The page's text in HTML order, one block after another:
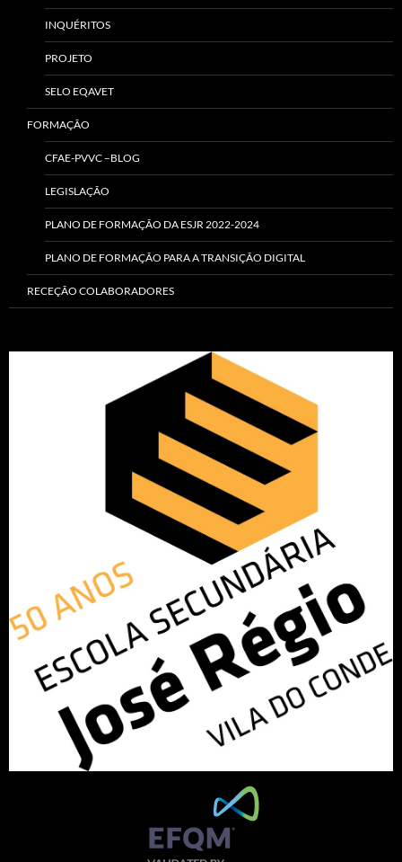
INQUÉRITOS
PROJETO
SELO EQAVET
FORMAÇÃO
CFAE-PVVC –BLOG
LEGISLAÇÃO
PLANO DE FORMAÇÃO DA ESJR 2022-2024
PLANO DE FORMAÇÃO PARA A TRANSIÇÃO DIGITAL
RECEÇÃO COLABORADORES